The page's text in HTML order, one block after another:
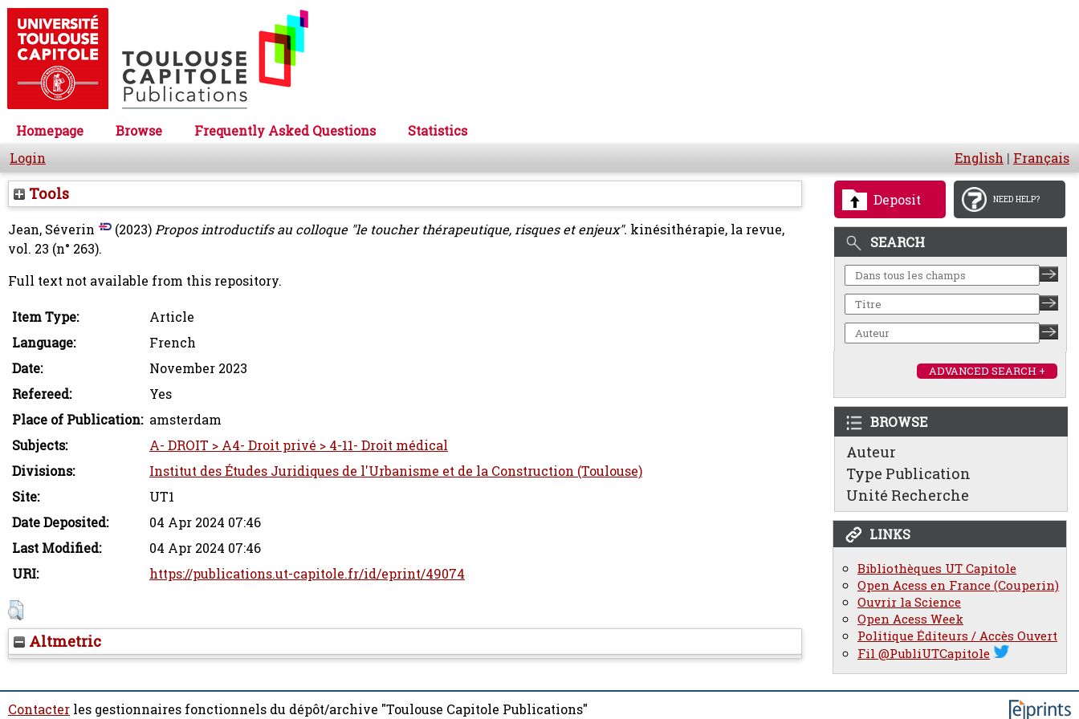
Homepage Browse Frequently Asked Questions
Statistics
Login
English | Français
Deposit NEED HELP?
SEARCH
ADVANCED SEARCH +
BROWSE
Auteur
Type Publication
Unité Recherche
LINKS
Bibliothèques UT Capitole
Open Acess en France (Couperin)
Ouvrir la Science
Open Acess Week
Politique Éditeurs / Accès Ouvert
Fil @PubliUTCapitole
Tools
Jean, Séverin (2023)Propos introductifs au colloque "le toucher thérapeutique, risques et enjeux". kinésithérapie, la revue,
vol. 23 (n° 263).
Full text not available from this repository.
Item Type:
Article
Language:
French
Date:
November 2023
Refereed:
Yes
Place of Publication: amsterdam
Subjects:
A- DROIT > A4- Droit privé > 4-11- Droit médical
Divisions:
Institut des Études Juridiques de l'Urbanisme et de la Construction (Toulouse)
Site:
UT1
Date Deposited:
04 Apr 2024 07:46
Last Modified:
04 Apr 2024 07:46
URI:
https://publications.ut-capitole.fr/id/eprint/49074
Altmetric
Contacter les gestionnaires fonctionnels du dépôt/archive "Toulouse Capitole Publications"